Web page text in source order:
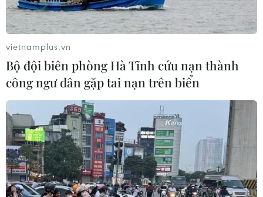
vietnamplus.vn
Bộ đội biên phòng Hà Tĩnh cứu nạn thành
công ngư dân gặp tai nạn trên biển